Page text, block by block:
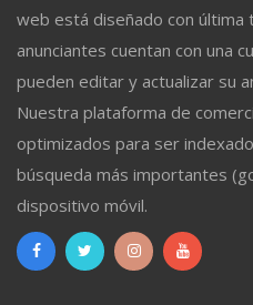
web está diseñado con última
anunciantes cuentan con una
pueden editar y actualizar su
Nuestra plataforma de
optimizados para ser
búsqueda más importantes
dispositivo móvil.